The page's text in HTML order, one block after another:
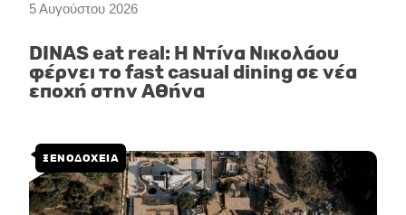
5 Αυγούστου 2026
DINAS eat real: Η Ντίνα Νικολάου
φέρνει το fast casual dining σε νέα
εποχή στην Αθήνα
ΞΕΝΟΔΟΧΕΙΑ